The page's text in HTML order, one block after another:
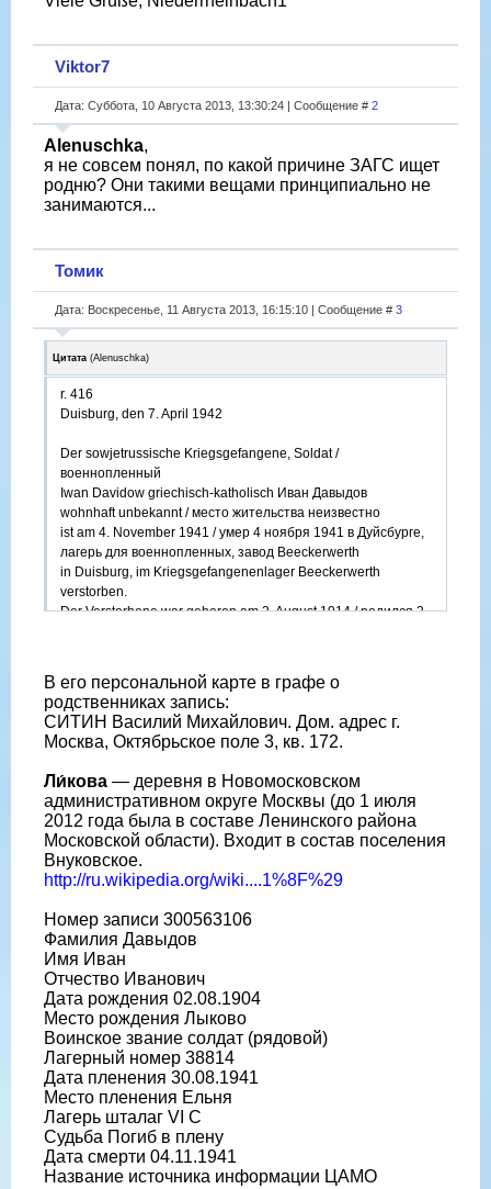
Viktor7
Дата: Суббота, 10 Августа 2013, 13:30:24 | Сообщение # 2
Alenuschka,
я не совсем понял, по какой причине ЗАГС ищет
родню? Они такими вещами принципиально не
занимаются...
Томик
Дата: Воскресенье, 11 Августа 2013, 16:15:10 | Сообщение # 3
Цитата (Alenuschka)
r. 416
Duisburg, den 7. April 1942
Der sowjetrussische Kriegsgefangene, Soldat /
военнопленный
Iwan Davidow griechisch-katholisch Иван Давыдов
wohnhaft unbekannt / место жительства неизвестно
ist am 4. November 1941 / умер 4 ноября 1941 в Дуйсбурге,
лагерь для военнопленных, завод Beeckerwerth
in Duisburg, im Kriegsgefangenenlager Beeckerwerth
verstorben.
Der Verstorbene war geboren am 2. August 1914 / родился 2
Vater: Iwan, näheres unbekannt / имя отца Иван
Mutter: Elisaweta, geborene unbekannt / мать Елизавета
Der Verstorbene war nicht verheiratet und von Beruf: Bäcker. /
мерший не женат, по профессии пекарь.
Wehrmachtsauskunfts-
stelle für Kriegsverluste und Kriegsgefangene vom 31. März
1942.
В его персональной карте в графе о
родственниках запись:
СИТИН Василий Михайлович. Дом. адрес г.
Москва, Октябрьское поле 3, кв. 172.
Ли́кова — деревня в Новомосковском
административном округе Москвы (до 1 июля
2012 года была в составе Ленинского района
Московской области). Входит в состав поселения
Внуковское.
http://ru.wikipedia.org/wiki....1%8F%29
Номер записи 300563106
Фамилия Давыдов
Имя Иван
Отчество Иванович
Дата рождения 02.08.1904
Место рождения Лыково
Воинское звание солдат (рядовой)
Лагерный номер 38814
Дата пленения 30.08.1941
Место пленения Ельня
Лагерь шталаг VI C
Судьба Погиб в плену
Дата смерти 04.11.1941
Название источника информации ЦАМО